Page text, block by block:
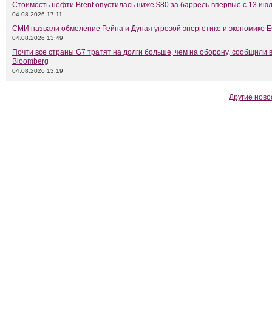
Стоимость нефти Brent опустилась ниже $80 за баррель впервые с 13
04.08.2026 17:11
СМИ назвали обмеление Рейна и Дуная угрозой энергетике и экономике
04.08.2026 13:49
Почти все страны G7 тратят на долги больше, чем на оборону, сообщили в
Bloomberg
04.08.2026 13:19
Другие